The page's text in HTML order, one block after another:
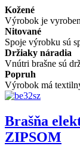
Kožené
Výrobok je
Nitované
Spoje výrobku sú
Držiaky náradia
Vnútri brašne sú
Popruh
Výrobok má
Brašňa
ZIPSOM